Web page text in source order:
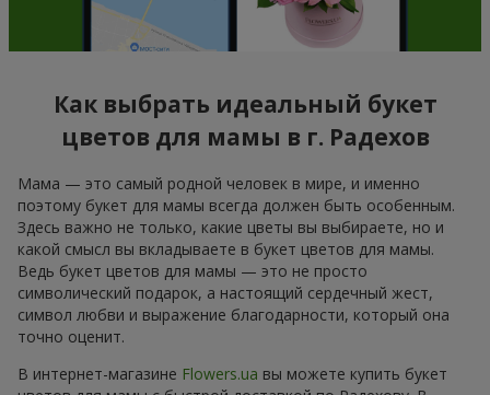
Как выбрать идеальный букет
цветов для мамы в г. Радехов
Мама — это самый родной человек в мире, и именно
поэтому букет для мамы всегда должен быть особенным.
Здесь важно не только, какие цветы вы выбираете, но и
какой смысл вы вкладываете в букет цветов для мамы.
Ведь букет цветов для мамы — это не просто
символический подарок, а настоящий сердечный жест,
символ любви и выражение благодарности, который она
точно оценит.
В интернет-магазине Flowers.ua вы можете купить букет